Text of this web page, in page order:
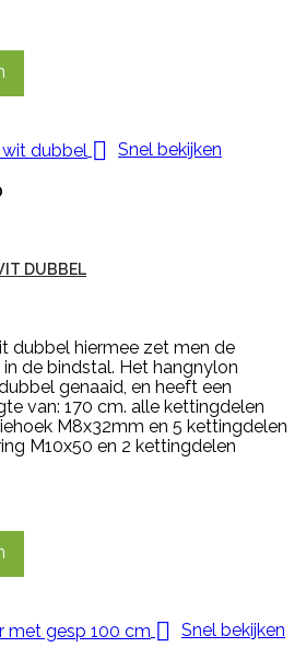
 Snel bekijken
DUBBEL
dubbel hiermee zet men de
de bindstal. Het hangnylon
genaaid, en heeft een
van: 170 cm. alle kettingdelen
M8x32mm en 5 kettingdelen
M10x50 en 2 kettingdelen
 Snel bekijken